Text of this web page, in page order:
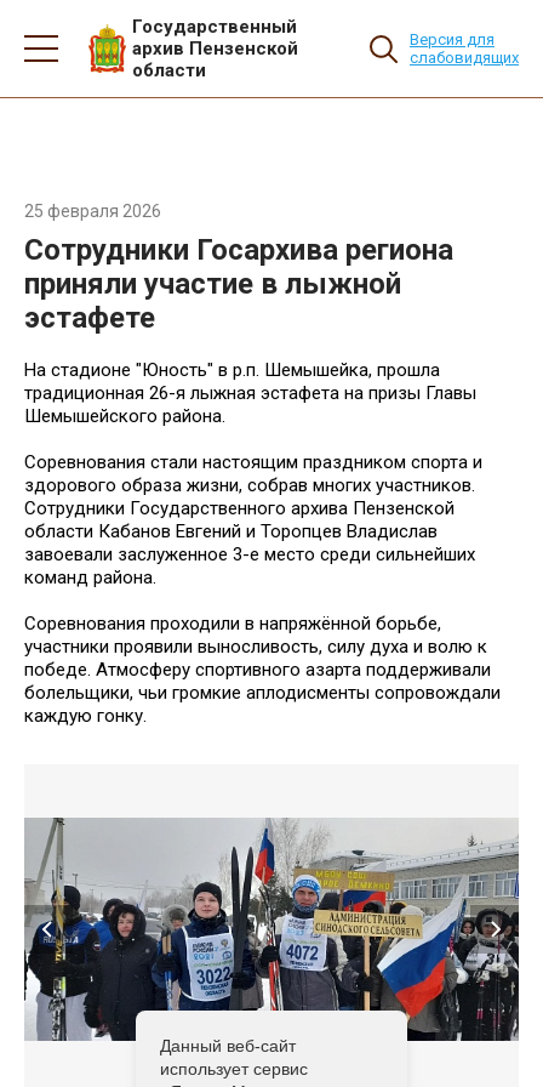
Государственный
архив Пензенской
области
Версия для
слабовидящих
25 февраля 2026
Сотрудники Госархива региона
приняли участие в лыжной
эстафете
На стадионе "Юность" в р.п. Шемышейка, прошла
традиционная 26-я лыжная эстафета на призы Главы
Шемышейского района.
Соревнования стали настоящим праздником спорта и
здорового образа жизни, собрав многих участников.
Сотрудники Государственного архива Пензенской
области Кабанов Евгений и Торопцев Владислав
завоевали заслуженное 3-е место среди сильнейших
команд района.
Соревнования проходили в напряжённой борьбе,
участники проявили выносливость, силу духа и волю к
победе. Атмосферу спортивного азарта поддерживали
болельщики, чьи громкие аплодисменты сопровождали
каждую гонку.
Данный веб-сайт
использует сервис